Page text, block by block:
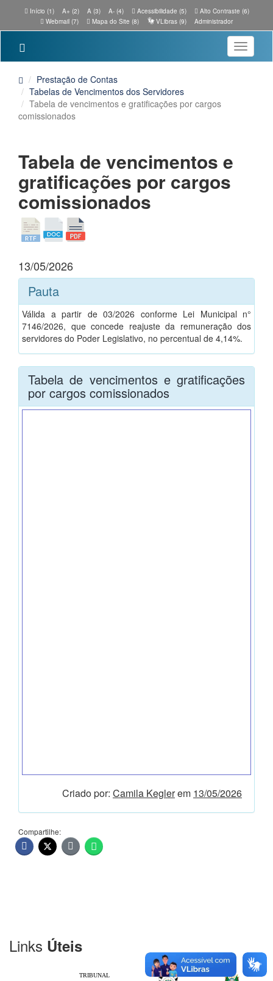
Início (1) A+ (2) A (3) A- (4) Acessibilidade (5)
Alto Contraste (6)
Webmail (7)
Mapa do Site (8) VLibras (9) Administrador
Toggle
Prestação de Contas
Tabelas de Vencimentos dos Servidores
Tabela de vencimentos e gratificações por cargos
comissionados
Tabela de vencimentos e
gratificações por cargos
comissionados
13/05/2026
Pauta
Válida a partir de 03/2026 conforme Lei Municipal n°
7146/2026, que concede reajuste da remuneração dos
servidores do Poder Legislativo, no percentual de 4,14%.
Tabela de vencimentos e gratificações
por cargos comissionados
Criado por: Camila Keglerem 13/05/2026
Compartilhe:
Links Úteis
TRIBUNAL